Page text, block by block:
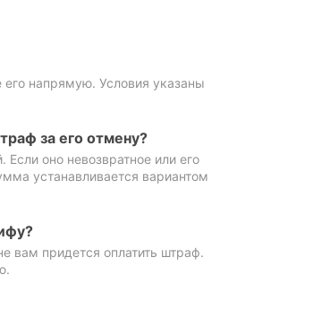
напрямую. Условия указаны
за его отмену?
оно невозвратное или его
устанавливается вариантом
вам придется оплатить штраф.